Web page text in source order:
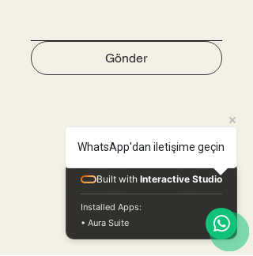
Gönder
WhatsApp'dan iletişime geçin
Built with Interactive Studio
Installed Apps:
• Aura Suite